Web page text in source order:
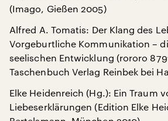
(Imago, Gießen 2005)
Alfred A. Tomatis: Der Klang des
Vorgeburtliche Kommunikation –
seelischen Entwicklung (rororo
Taschenbuch Verlag Reinbek bei
Elke Heidenreich (Hg.): Ein Traum
Liebeserklärungen (Edition Elke